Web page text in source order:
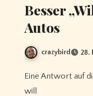
Besser
Autos
crazybird 28.
Eine Antwort auf die ÖVP Alsergrund, die im "Bezirks- Journal" den "Wildwuchs von Fahrradständern" stoppen
will